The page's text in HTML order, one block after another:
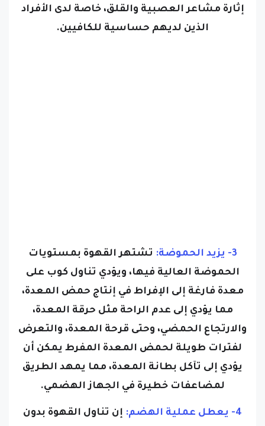
إثارة مشاعر العصبية والقلق، خاصة لدى الأفراد
الذين لديهم حساسية للكافيين.
3- يزيد الحموضة:
تشتهر القهوة بمستويات
الحموضة العالية فيها، ويؤدي تناول كوب على
معدة فارغة إلى الإفراط في إنتاج حمض المعدة،
مما يؤدي إلى عدم الراحة مثل حرقة المعدة،
والارتجاع الحمضي، وحتى قرحة المعدة، والتعرض
لفترات طويلة لحمض المعدة المفرط يمكن أن
يؤدي إلى تآكل بطانة المعدة، مما يمهد الطريق
لمضاعفات خطيرة في الجهاز الهضمي.
4- يعطل عملية الهضم:
إن تناول القهوة بدون